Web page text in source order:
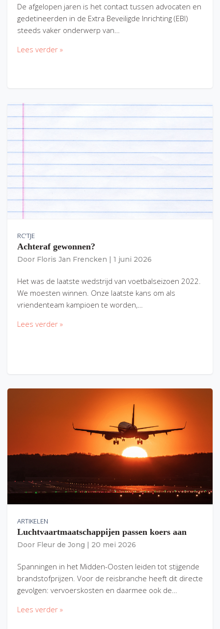
De afgelopen jaren is het contact tussen advocaten en
gedetineerden in de Extra Beveiligde Inrichting (EBI)
steeds vaker onderwerp van…
Lees verder »
RC'TJE
Achteraf gewonnen?
Door Floris Jan Frencken 1 juni 2026
Het was de laatste wedstrijd van voetbalseizoen 2022.
We moesten winnen. Onze laatste kans om als
vriendenteam kampioen te worden,…
Lees verder »
ARTIKELEN
Luchtvaartmaatschappijen passen koers aan
Door Fleur de Jong 20 mei 2026
Spanningen in het Midden-Oosten leiden tot stijgende
brandstofprijzen. Voor de reisbranche heeft dit directe
gevolgen: vervoerskosten en daarmee ook de…
Lees verder »